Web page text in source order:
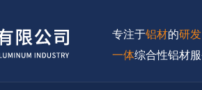
专注于铝材的研
一体综合性铝材